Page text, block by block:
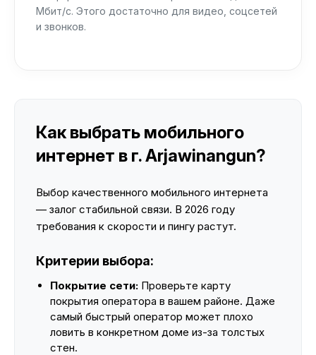
Мбит/с. Этого достаточно для видео, соцсетей
и звонков.
Как выбрать мобильного
интернет в г. Arjawinangun?
Выбор качественного мобильного интернета
— залог стабильной связи. В 2026 году
требования к скорости и пингу растут.
Критерии выбора:
Покрытие сети: Проверьте карту
покрытия оператора в вашем районе. Даже
самый быстрый оператор может плохо
ловить в конкретном доме из-за толстых
стен.